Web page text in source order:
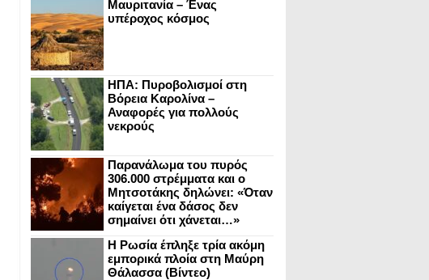
Μαυριτανία – Ένας
υπέροχος κόσμος
ΗΠΑ: Πυροβολισμοί στη
Βόρεια Καρολίνα –
Αναφορές για πολλούς
νεκρούς
Παρανάλωμα του πυρός
306.000 στρέμματα και ο
Μητσοτάκης δηλώνει: «Όταν
καίγεται ένα δάσος δεν
σημαίνει ότι χάνεται…»
Η Ρωσία έπληξε τρία ακόμη
εμπορικά πλοία στη Μαύρη
Θάλασσα (Βίντεο)